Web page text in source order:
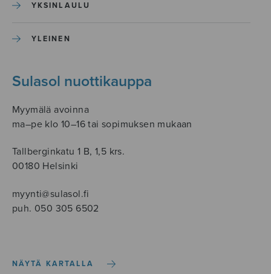
YKSINLAULU
YLEINEN
Sulasol nuottikauppa
Myymälä avoinna
ma–pe klo 10–16 tai sopimuksen mukaan
Tallberginkatu 1 B, 1,5 krs.
00180 Helsinki
myynti@sulasol.fi
puh. 050 305 6502
NÄYTÄ KARTALLA